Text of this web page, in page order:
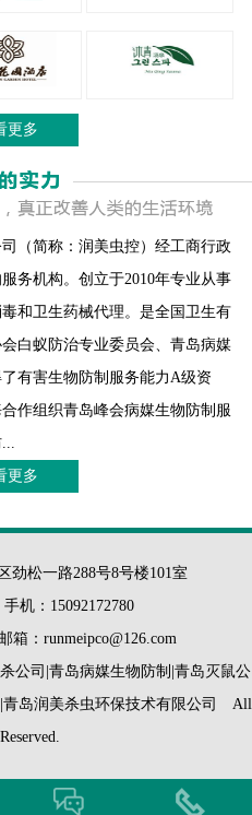
更多
简称：润美虫控）经工商行政
务机构。创立于2010年专业从事
和卫生药械代理。是全国卫生有
白蚁防治专业委员会、青岛病媒
有害生物防制服务能力A级资
组织青岛峰会病媒生物防制服
更多
劲松一路288号8号楼101室
机：15092172780
：runmeipco@126.com
公司|青岛病媒生物防制|青岛灭鼠公
青岛润美杀虫环保技术有限公司 All